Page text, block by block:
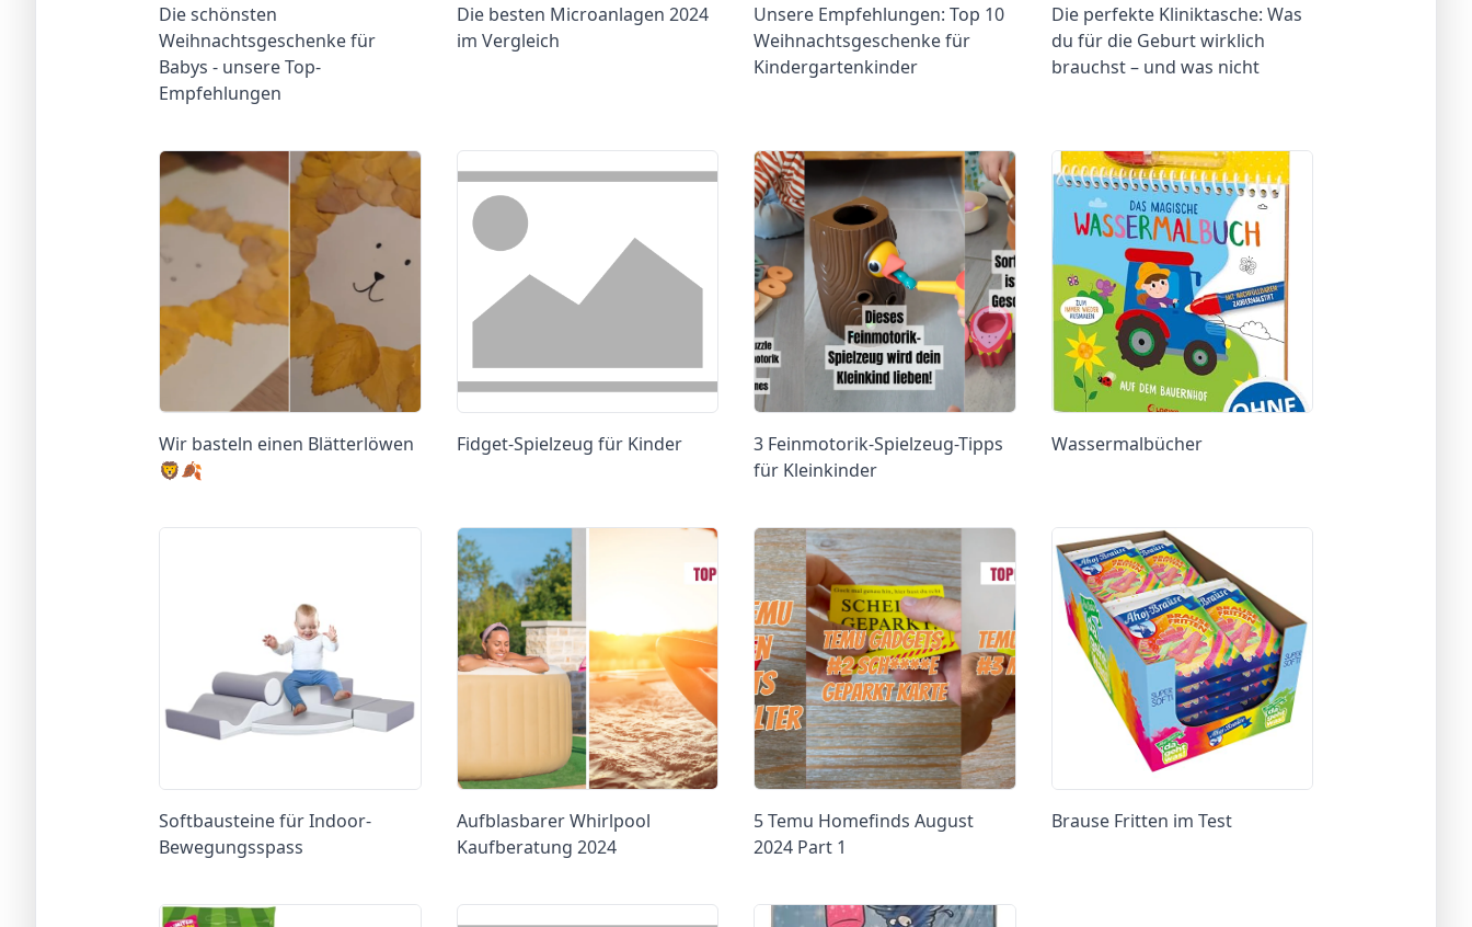
Die schönsten
Weihnachtsgeschenke für
Babys - unsere Top-
Empfehlungen
Die besten Microanlagen 2024
im Vergleich
Unsere Empfehlungen: Top 10
Weihnachtsgeschenke für
Kindergartenkinder
Die perfekte Kliniktasche: Was
du für die Geburt wirklich
brauchst – und was nicht
Wir basteln einen Blätterlöwen
🦁🍂
Fidget-Spielzeug für Kinder
3 Feinmotorik-Spielzeug-Tipps
für Kleinkinder
Wassermalbücher
Softbausteine für Indoor-
Bewegungsspass
Aufblasbarer Whirlpool
Kaufberatung 2024
5 Temu Homefinds August
2024 Part 1
Brause Fritten im Test